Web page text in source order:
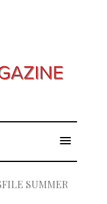
SUMMER